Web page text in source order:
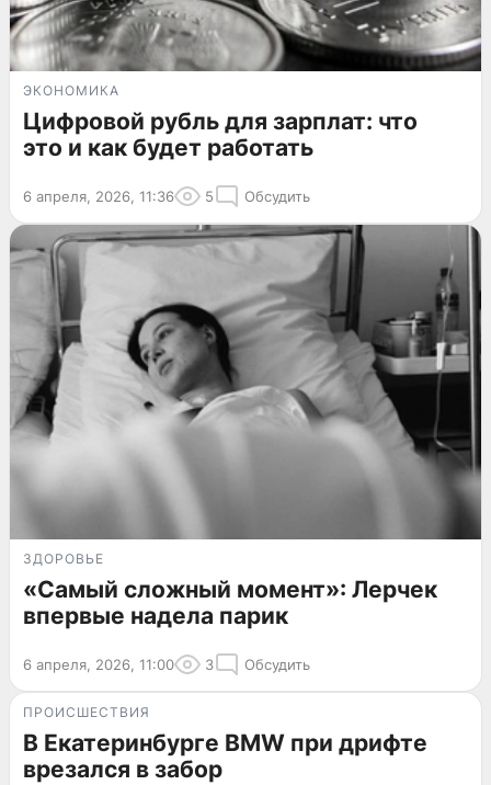
ЭКОНОМИКА
Цифровой рубль для зарплат: что
это и как будет работать
6 апреля, 2026, 11:36 5 Обсудить
ЗДОРОВЬЕ
«Самый сложный момент»: Лерчек
впервые надела парик
6 апреля, 2026, 11:00 3 Обсудить
ПРОИСШЕСТВИЯ
В Екатеринбурге BMW при дрифте
врезался в забор